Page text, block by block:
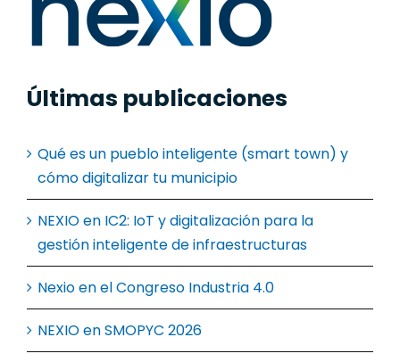
Últimas publicaciones
Qué es un pueblo inteligente (smart town) y
cómo digitalizar tu municipio
NEXIO en IC2: IoT y digitalización para la
gestión inteligente de infraestructuras
Nexio en el Congreso Industria 4.0
NEXIO en SMOPYC 2026